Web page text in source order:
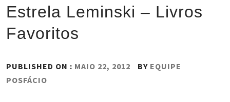
Estrela Leminski – Livros
Favoritos
PUBLISHED ON : MAIO 22, 2012 BY EQUIPE
POSFÁCIO